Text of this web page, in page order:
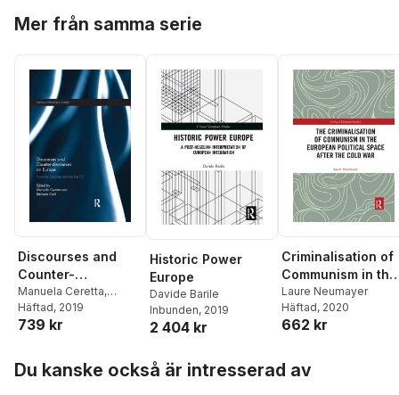
Mer från samma serie
Discourses and
Counter-
discourses on
Europe
Manuela Ceretta,
Barbara Curli
Häftad, 2019
739 kr
Historic Power
Europe
Davide Barile
Inbunden, 2019
2 404 kr
Criminalisation of
Communism in the
European Political
Space after the
Cold War
Laure Neumayer
Häftad, 2020
662 kr
Du kanske också är intresserad av